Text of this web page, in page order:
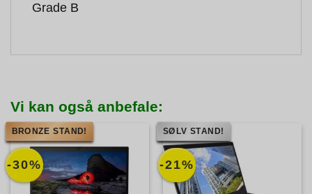
Grade B
Vi kan også anbefale:
-30%
BRONZE STAND!
-21%
SØLV STAND!